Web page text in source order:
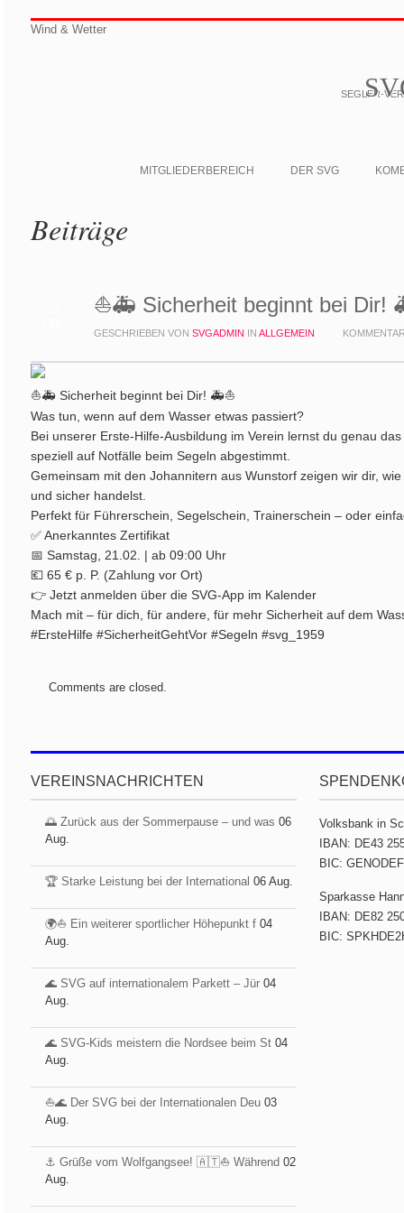
Wind & Wetter
SEGLER-
MITGLIEDERBEREICH DER SVG
Beiträge
⛵🚑 Sicherheit beginnt bei Dir!
GESCHRIEBEN VON SVGADMIN IN ALLGEMEIN
⛵🚑 Sicherheit beginnt bei Dir! 🚑⛵
Was tun, wenn auf dem Wasser etwas passiert?
Bei unserer Erste-Hilfe-Ausbildung im Verein lernst du genau
speziell auf Notfälle beim Segeln abgestimmt.
Gemeinsam mit den Johannitern aus Wunstorf zeigen wir dir,
und sicher handelst.
Perfekt für Führerschein, Segelschein, Trainerschein – oder
✅ Anerkanntes Zertifikat
📅 Samstag, 21.02. | ab 09:00 Uhr
💶 65 € p. P. (Zahlung vor Ort)
👉 Jetzt anmelden über die SVG-App im Kalender
Mach mit – für dich, für andere, für mehr Sicherheit auf dem
#ErsteHilfe #SicherheitGehtVor #Segeln #svg_1959
Comments are closed.
VEREINSNACHRICHTEN
🌅 Zurück aus der Sommerpause – und was 06
Aug.
🏆 Starke Leistung bei der International 06 Aug.
🌍⛵ Ein weiterer sportlicher Höhepunkt f 04
Aug.
🌊 SVG auf internationalem Parkett – Jür 04
Aug.
🌊 SVG-Kids meistern die Nordsee beim St 04
Aug.
⛵️🌊 Der SVG bei der Internationalen Deu 03
Aug.
⚓️ Grüße vom Wolfgangsee! 🇦🇹⛵ Während 02
Aug.
Volksbank in
IBAN: DE43
BIC:
Sparkasse
IBAN: DE82
BIC: